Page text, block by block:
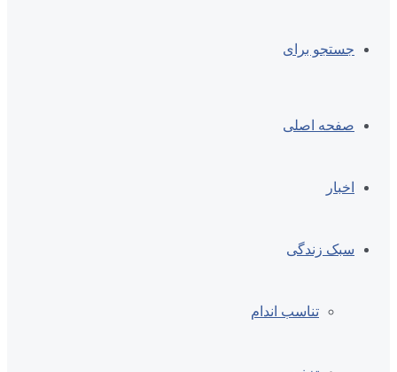
جستجو برای
صفحه اصلی
اخبار
سبک زندگی
تناسب اندام